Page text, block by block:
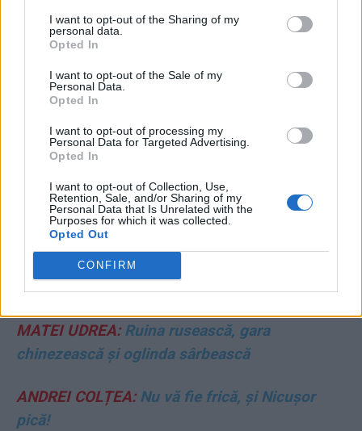
I want to opt-out of the Sharing of my
personal data.
Opted In
I want to opt-out of the Sale of my
Personal Data.
Opted In
I want to opt-out of processing my
Personal Data for Targeted Advertising.
Opted In
I want to opt-out of Collection, Use,
Retention, Sale, and/or Sharing of my
Personal Data that Is Unrelated with the
Purposes for which it was collected.
Opted Out
CONFIRM
SORIN BOCANCEA:
PAUL PALENCSAR:
VLADIMIR MUNTEANU:”Lista neagră”
fabricată de CSM – un atac de sorginte
bolșevic-stalinistă
DANA HERING:Duamna Anca și guru cel rău
VITALIE COJOCARI:
dă muniție rușilor
MATEI UDREA:Ruina rusească, gara
chinezească și oglinda sârbească
ANDREI COLȚEA:Nu vă fie frică, și Nicușor
pică!